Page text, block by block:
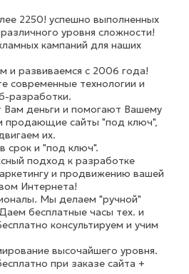
2250! успешно выполненных
уровня сложности!
кампаний для наших
и развиваемся с 2006 года!
современные технологии и
разработки.
деньги и помогают Вашему
продающие сайты "под ключ",
их.
срок и "под ключ".
подход к разработке
и продвижению вашей
Интернета!
Мы делаем "ручной"
бесплатные часы тех. и
консультируем и учим
высочайшего уровня.
при заказе сайта +